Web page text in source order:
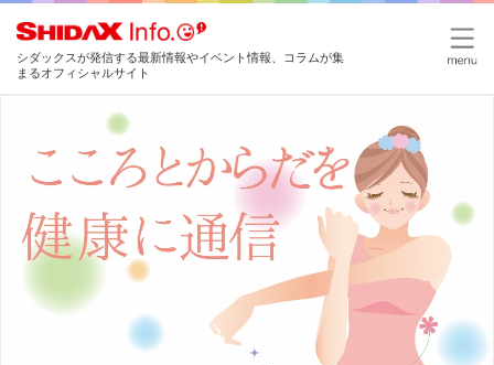
シダックスが発信する最新情報やイベント情報、コラムが集
まるオフィシャルサイト